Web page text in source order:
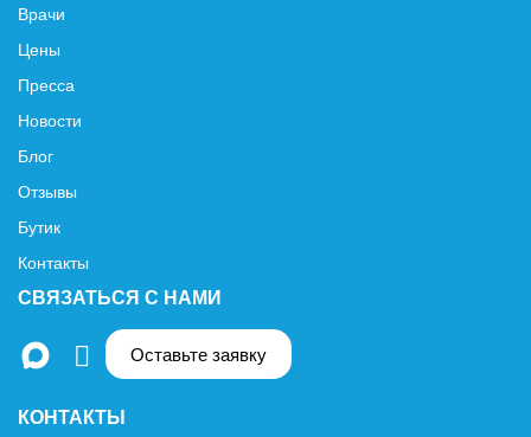
Врачи
Цены
Пресса
Новости
Блог
Отзывы
Бутик
Контакты
СВЯЗАТЬСЯ С НАМИ
Оставьте заявку
КОНТАКТЫ